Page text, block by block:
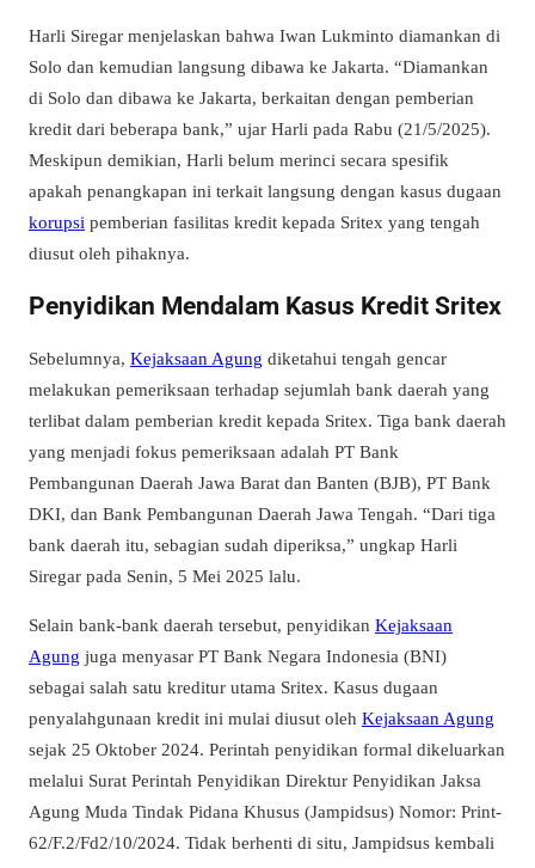
Harli Siregar menjelaskan bahwa Iwan Lukminto diamankan di
Solo dan kemudian langsung dibawa ke Jakarta. “Diamankan
di Solo dan dibawa ke Jakarta, berkaitan dengan pemberian
kredit dari beberapa bank,” ujar Harli pada Rabu (21/5/2025).
Meskipun demikian, Harli belum merinci secara spesifik
apakah penangkapan ini terkait langsung dengan kasus dugaan
korupsi pemberian fasilitas kredit kepada Sritex yang tengah
diusut oleh pihaknya.
Penyidikan Mendalam Kasus Kredit Sritex
Sebelumnya, Kejaksaan Agung diketahui tengah gencar
melakukan pemeriksaan terhadap sejumlah bank daerah yang
terlibat dalam pemberian kredit kepada Sritex. Tiga bank daerah
yang menjadi fokus pemeriksaan adalah PT Bank
Pembangunan Daerah Jawa Barat dan Banten (BJB), PT Bank
DKI, dan Bank Pembangunan Daerah Jawa Tengah. “Dari tiga
bank daerah itu, sebagian sudah diperiksa,” ungkap Harli
Siregar pada Senin, 5 Mei 2025 lalu.
Selain bank-bank daerah tersebut, penyidikan Kejaksaan
Agung juga menyasar PT Bank Negara Indonesia (BNI)
sebagai salah satu kreditur utama Sritex. Kasus dugaan
penyalahgunaan kredit ini mulai diusut oleh Kejaksaan Agung
sejak 25 Oktober 2024. Perintah penyidikan formal dikeluarkan
melalui Surat Perintah Penyidikan Direktur Penyidikan Jaksa
Agung Muda Tindak Pidana Khusus (Jampidsus) Nomor: Print-
62/F.2/Fd2/10/2024. Tidak berhenti di situ, Jampidsus kembali